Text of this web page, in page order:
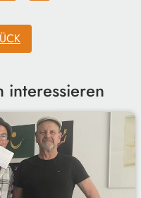
interessieren